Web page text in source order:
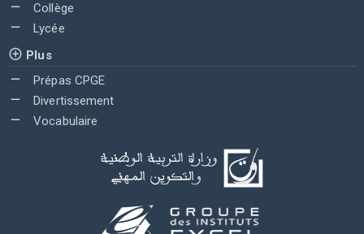
Collège
Lycée
Plus
Prépas CPGE
Divertissement
Vocabulaire